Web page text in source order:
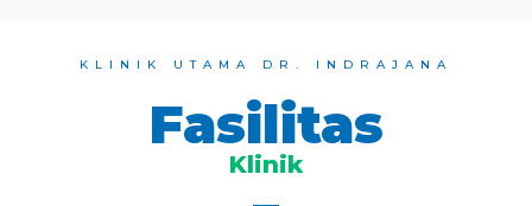
KLINIK UTAMA DR. INDRAJANA
Fasilitas
Klinik